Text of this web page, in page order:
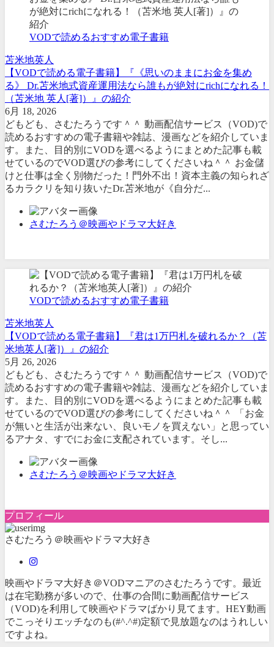
VODで読めるおすすめ電子書籍
苫米地英人
【VODで読める電子書籍】『《思いのままにお金を集め
る》 Dr.苫米地式資産運用法なら誰もが絶対にrichになれる！
（苫米地 英人[著]）』の紹介
6月 18, 2026
どもども、さむたろうです＾＾ 動画配信サービス（VOD)で
読めるおすすめの電子書籍や雑誌、漫画などを紹介していま
す。また、目的別にVODを選べるようにまとめた記事も載
せているのでVOD選びの参考にしてくださいね＾＾ お金儲
けと仕事は全く別物だった！門外不出！資本主義の知られざ
るカラクリを知り抜いたDr.苫米地が《自分だ...
さむたろう＠映画やドラマ大好き
VODで読めるおすすめ電子書籍
苫米地英人
【VODで読める電子書籍】『君は1万円札を破れるか？（苫
米地英人[著]）』の紹介
5月 26, 2026
どもども、さむたろうです＾＾ 動画配信サービス（VOD)で
読めるおすすめの電子書籍や雑誌、漫画などを紹介していま
す。また、目的別にVODを選べるようにまとめた記事も載
せているのでVOD選びの参考にしてくださいね＾＾ 「お金
が無いと生活が出来ない、良いモノを買えない」と思ってい
るアナタ、すでにお金に支配されています。そし...
さむたろう＠映画やドラマ大好き
プロフィール
さむたろう＠映画やドラマ大好き
映画やドラマ大好き＠VODマニアのさむたろうです。最近
は在宅勤務が多いので、仕事の合間に動画配信サービス
（VOD)を利用して映画やドラマばかり見てます。HEY動画
でこっそりエッチなのも(#^.^#)定額で見放題なのはうれしい
ですよね。